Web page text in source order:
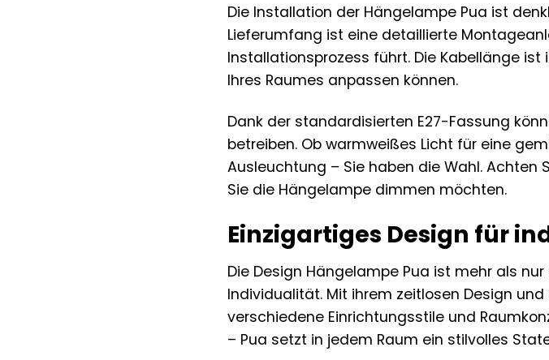
Die Installation der Hängelampe Pua ist
Lieferumfang ist eine detaillierte
Installationsprozess führt. Die Kabellänge
Ihres Raumes anpassen können.
Dank der standardisierten E27-Fassung
betreiben. Ob warmweißes Licht für eine
Ausleuchtung – Sie haben die Wahl.
Sie die Hängelampe dimmen möchten.
Einzigartiges Design für
Die Design Hängelampe Pua ist mehr als
Individualität. Mit ihrem zeitlosen Design
verschiedene Einrichtungsstile und
– Pua setzt in jedem Raum ein stilvolles